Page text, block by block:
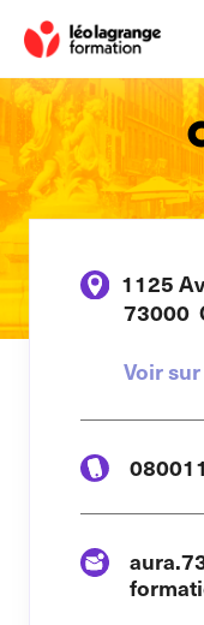
1125
73000
Voir